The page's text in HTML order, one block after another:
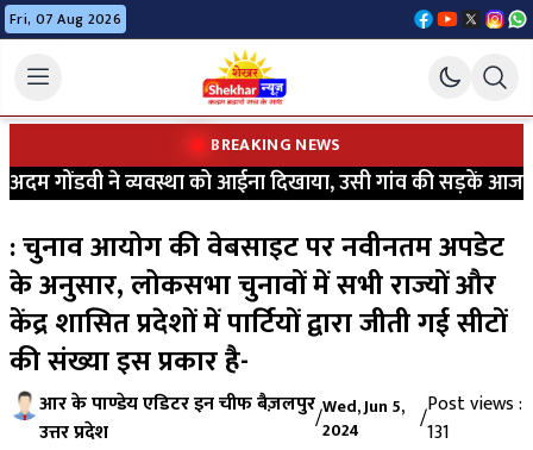
Fri, 07 Aug 2026
BREAKING NEWS
गोंडवी ने व्यवस्था को आईना दिखाया, उसी गांव की सड़कें आज
: चुनाव आयोग की वेबसाइट पर नवीनतम अपडेट
के अनुसार, लोकसभा चुनावों में सभी राज्यों और
केंद्र शासित प्रदेशों में पार्टियों द्वारा जीती गई सीटों
की संख्या इस प्रकार है-
आर के पाण्डेय एडिटर इन चीफ बैज़लपुर
उत्तर प्रदेश
/Wed, Jun 5,
2024
/Post views :
131